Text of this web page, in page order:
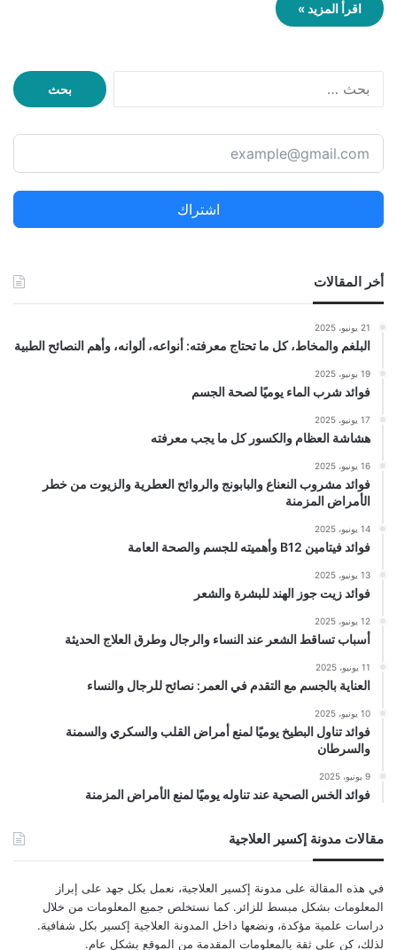
اقرأ المزيد »
ح
ع
ن
اشتراك
أخر المقالات
21 يونيو، 2025
البلغم والمخاط، كل ما تحتاج معرفته: أنواعه، ألوانه، وأهم النصائح الطبية
19 يونيو، 2025
فوائد شرب الماء يوميًا لصحة الجسم
17 يونيو، 2025
هشاشة العظام والكسور كل ما يجب معرفته
16 يونيو، 2025
فوائد مشروب النعناع والبابونج والروائح العطرية والزيوت من خطر
الأمراض المزمنة
14 يونيو، 2025
فوائد فيتامين B12 وأهميته للجسم والصحة العامة
13 يونيو، 2025
فوائد زيت جوز الهند للبشرة والشعر
12 يونيو، 2025
أسباب تساقط الشعر عند النساء والرجال وطرق العلاج الحديثة
11 يونيو، 2025
العناية بالجسم مع التقدم في العمر: نصائح للرجال والنساء
10 يونيو، 2025
فوائد تناول البطيخ يوميًا لمنع أمراض القلب والسكري والسمنة
والسرطان
9 يونيو، 2025
فوائد الخس الصحية عند تناوله يوميًا لمنع الأمراض المزمنة
مقالات مدونة إكسير العلاجية
في هذه المقالة على مدونة إكسير العلاجية، نعمل بكل جهد على إبراز
المعلومات بشكل مبسط للزائر. كما نستخلص جميع المعلومات من خلال
دراسات علمية مؤكدة، ونضعها داخل المدونة العلاجية إكسير بكل شفافية.
لذلك، كن على ثقة بالمعلومات المقدمة من الموقع بشكل عام.